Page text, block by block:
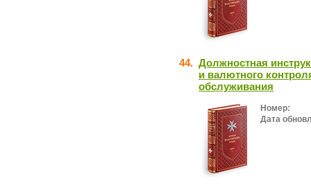
44. Должностная
и валютного
обслуживания
Номер:
Дата